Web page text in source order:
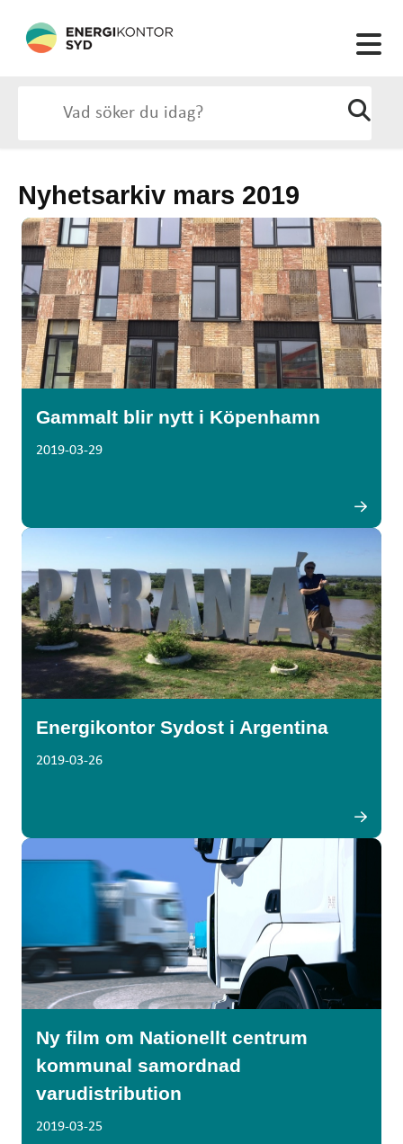
Nyhetsarkiv mars 2019
Gammalt blir nytt i Köpenhamn
2019-03-29
Energikontor Sydost i Argentina
2019-03-26
Ny film om Nationellt centrum
kommunal samordnad
varudistribution
2019-03-25